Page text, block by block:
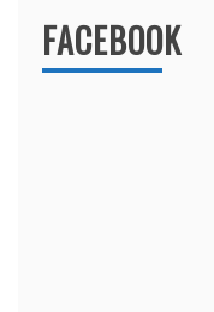
FACEBOOK